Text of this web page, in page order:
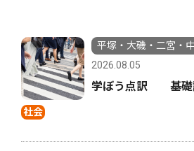
社会
平塚・大磯・二宮・
2026.08.05
学ぼう点訳 基礎